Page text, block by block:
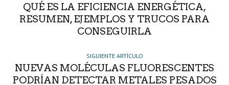
QUÉ ES LA EFICIENCIA ENERGÉTICA,
RESUMEN, EJEMPLOS Y TRUCOS PARA
CONSEGUIRLA
SIGUIENTE ARTÍCULO
NUEVAS MOLÉCULAS FLUORESCENTES
PODRÍAN DETECTAR METALES PESADOS